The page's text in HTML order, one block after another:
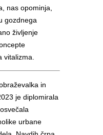
nas opominja,
gozdnega
življenje
in
je diplomirala
urbane